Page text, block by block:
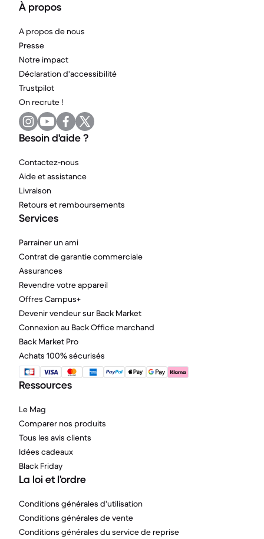
À propos
A propos de nous
Presse
Notre impact
Déclaration d'accessibilité
Trustpilot
On recrute !
Besoin d'aide ?
Contactez-nous
Aide et assistance
Livraison
Retours et remboursements
Services
Parrainer un ami
Contrat de garantie commerciale
Assurances
Revendre votre appareil
Offres Campus+
Devenir vendeur sur Back Market
Connexion au Back Office marchand
Back Market Pro
Achats 100% sécurisés
Ressources
Le Mag
Comparer nos produits
Tous les avis clients
Idées cadeaux
Black Friday
La loi et l'ordre
Conditions générales d'utilisation
Conditions générales de vente
Conditions générales du service de reprise